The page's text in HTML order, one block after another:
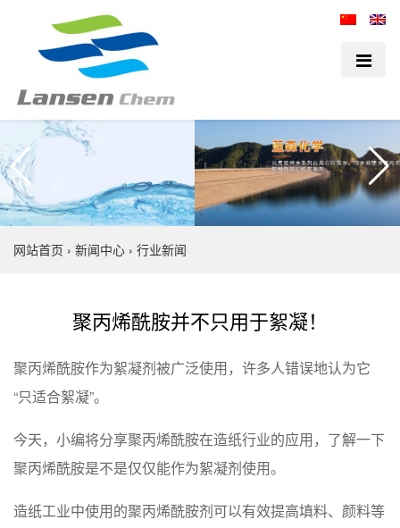
网站首页 › 新闻中心 › 行业新闻
聚丙烯酰胺并不只用于絮凝！
聚丙烯酰胺作为絮凝剂被广泛使用，许多人错误地认为它
“只适合絮凝”。
今天，小编将分享聚丙烯酰胺在造纸行业的应用，了解一下
聚丙烯酰胺是不是仅仅能作为絮凝剂使用。
造纸工业中使用的聚丙烯酰胺剂可以有效提高填料、颜料等